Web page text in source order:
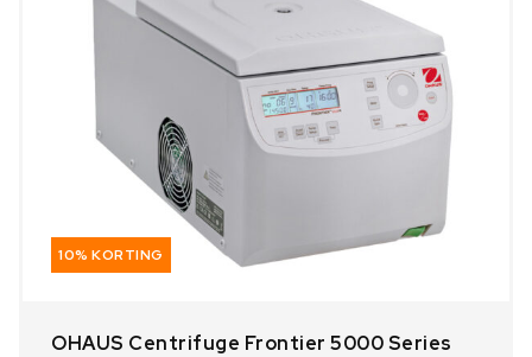
10% KORTING
OHAUS Centrifuge Frontier 5000 Series